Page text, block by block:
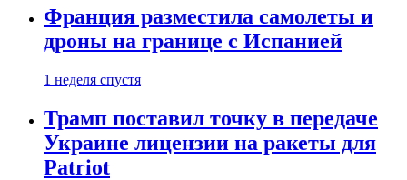
Франция разместила самолеты и
дроны на границе с Испанией
1 неделя спустя
Трамп поставил точку в передаче
Украине лицензии на ракеты для
Patriot